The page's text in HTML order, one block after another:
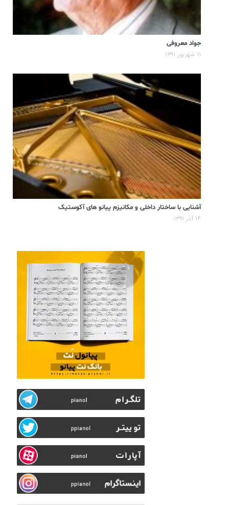
جواد معروفی
۱۱ شهریور ۱۳۹۱
آشنایی با ساختار داخلی و مکانیزم پیانو های آکوستیک
۱۴ آذر ۱۳۹۱